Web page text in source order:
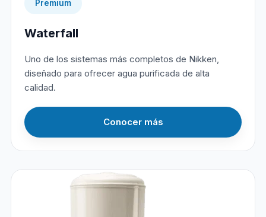
Premium
Waterfall
Uno de los sistemas más completos de Nikken,
diseñado para ofrecer agua purificada de alta
calidad.
Conocer más